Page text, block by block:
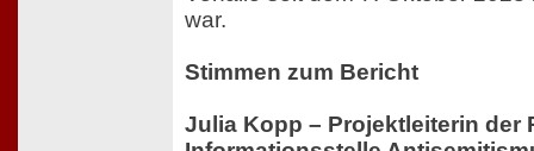
war.
Stimmen zum Bericht
Julia Kopp – Projektleiterin der